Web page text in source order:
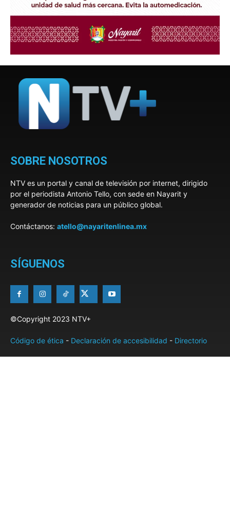
SOBRE NOSOTROS
NTV es un portal y canal de televisión por internet, dirigido
por el periodista Antonio Tello, con sede en Nayarit y
generador de noticias para un público global.
Contáctanos: atello@nayaritenlinea.mx
SÍGUENOS
©Copyright 2023 NTV+
Código de ética - Declaración de accesibilidad - Directorio